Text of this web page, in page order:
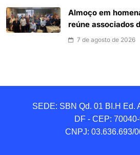
Almoço em
reúne associados
7 de agosto de 2026
SEDE: SBN Qd. 01 BI.H Ed.
DF - CEP:
CNPJ: 03.636.693/